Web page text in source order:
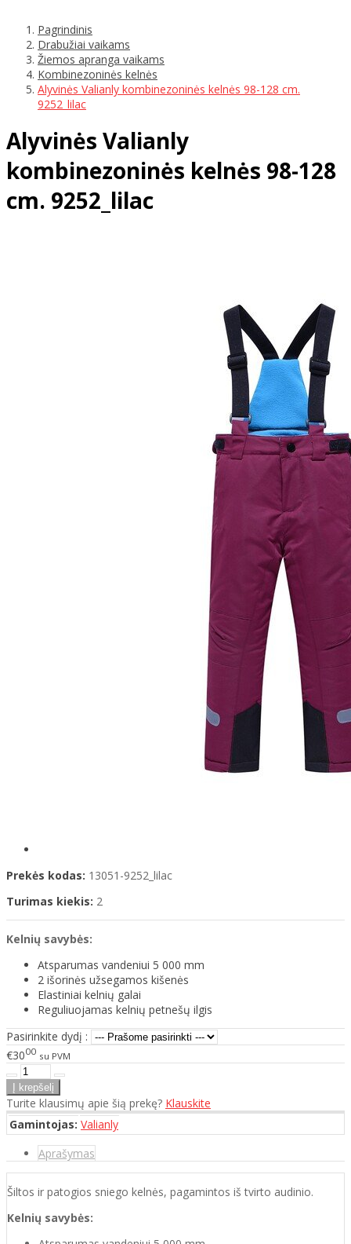
Pagrindinis
Drabužiai vaikams
Žiemos apranga vaikams
Kombinezoninės kelnės
Alyvinės Valianly kombinezoninės kelnės 98-128 cm.
9252_lilac
Alyvinės Valianly
kombinezoninės kelnės 98-128
cm. 9252_lilac
Prekės kodas: 13051-9252_lilac
Turimas kiekis: 2
Kelnių savybės:
Atsparumas vandeniui 5 000 mm
2 išorinės užsegamos kišenės
Elastiniai kelnių galai
Reguliuojamas kelnių petnešų ilgis
Pasirinkite dydį :
€3000 su PVM
Turite klausimų apie šią prekę? Klauskite
Gamintojas: Valianly
Aprašymas
Šiltos ir patogios sniego kelnės, pagamintos iš tvirto audinio.
Kelnių savybės: